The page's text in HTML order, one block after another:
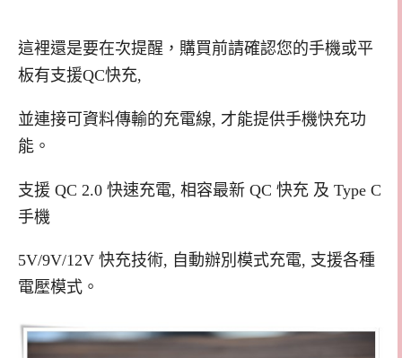
這裡還是要在次提醒，購買前請確認您的手機或平
板有支援QC快充,
並連接可資料傳輸的充電線, 才能提供手機快充功
能。
支援 QC 2.0 快速充電, 相容最新 QC 快充 及 Type C
手機
5V/9V/12V 快充技術, 自動辦別模式充電, 支援各種
電壓模式。